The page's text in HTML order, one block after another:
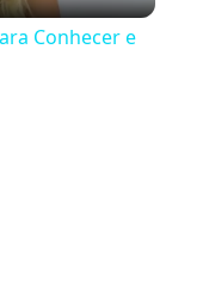
Conhecer e